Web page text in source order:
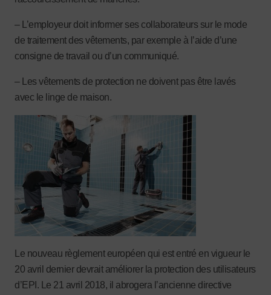
– L’employeur doit informer ses collaborateurs sur le mode
de traitement des vêtements, par exemple à l’aide d’une
consigne de travail ou d’un communiqué.
– Les vêtements de protection ne doivent pas être lavés
avec le linge de maison.
Le nouveau règlement européen qui est entré en vigueur le
20 avril dernier devrait améliorer la protection des utilisateurs
d’EPI. Le 21 avril 2018, il abrogera l’ancienne directive